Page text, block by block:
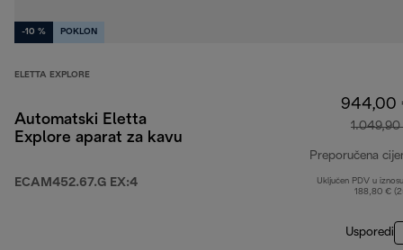
-10 % POKLON
ELETTA EXPLORE
Automatski Eletta
Explore aparat za kavu
ECAM452.67.G EX:4
944,00
Preporučena
Uključen PDV u
188,80 €
Usporedi